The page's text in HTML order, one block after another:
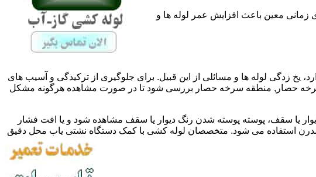
زمانی معین باعث افزایش عمر لوله ها و
یخ زدگی لوله ها و مسائلی از این قبیل. برای جلوگیری از ترکیدگی و آسیب های
حصار, منطقه سرخه حصار بررسی شود تا در صورت مشاهده هرگونه مشکل
یا سقف، پوسته پوسته شدن رنگ دیوار یا سقف مشاهده شود و یا افت فشار
مدرن استفاده می شود. متخصصان لوله کشی با کمک دستگاه نشتی یاب محل دقیق